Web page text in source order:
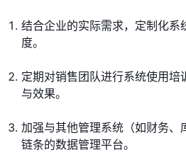
结合企业的实际需求，定制化系
度。
定期对销售团队进行系统使用培
与效果。
加强与其他管理系统（如财务、
链条的数据管理平台。